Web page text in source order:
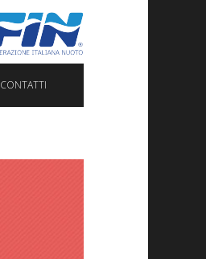
CONTATTI